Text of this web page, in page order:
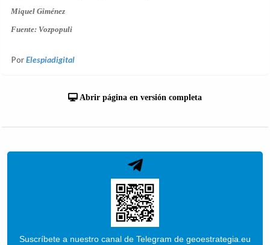
Miquel Giménez
Fuente: Vozpopuli
PorElespiadigital
Abrir página en versión completa
Suscríbete a nuestro canal de Telegram de geoestrategia.eu